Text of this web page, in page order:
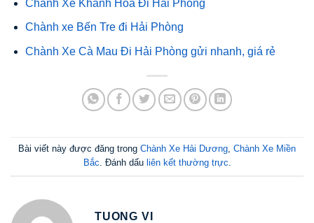
Chành Xe Khánh Hòa Đi Hải Phòng
Chành xe Bến Tre đi Hải Phòng
Chành Xe Cà Mau Đi Hải Phòng gửi nhanh, giá rẻ
Bài viết này được đăng trong Chành Xe Hải Dương, Chành Xe Miền
Bắc. Đánh dấu liên kết thường trực.
TUONG VI